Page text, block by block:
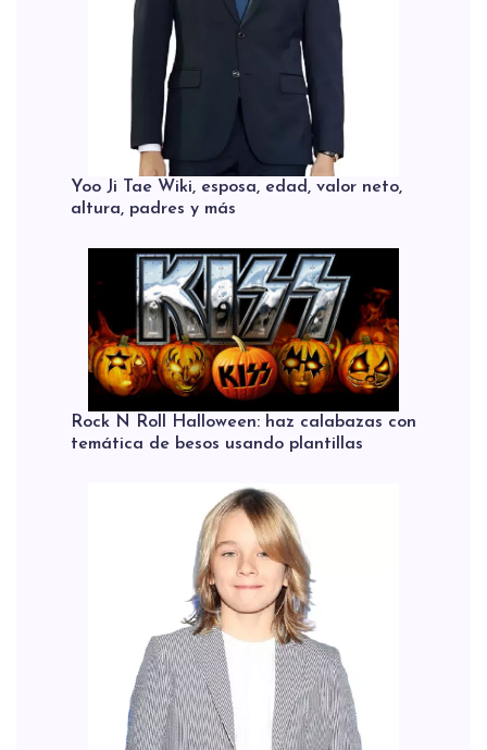
Yoo Ji Tae Wiki, esposa, edad, valor neto,
altura, padres y más
Rock N Roll Halloween: haz calabazas con
temática de besos usando plantillas